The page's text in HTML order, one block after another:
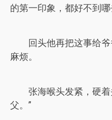
的第一印象，都好不到哪
回头他再把这事给
麻烦。
张海喉头发紧，硬
父。”